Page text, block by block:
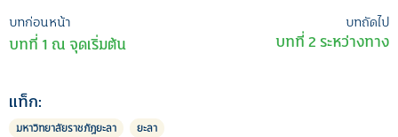
เมนู
นำทาง
เรื่อง
บทก่อนหน้า
บทที่ 1 ณ จุดเริ่มต้น
บทถัดไป
บทที่ 2 ระหว่างทาง
แท็ก:
มหาวิทยาลัยราชภัฏยะลา
ยะลา